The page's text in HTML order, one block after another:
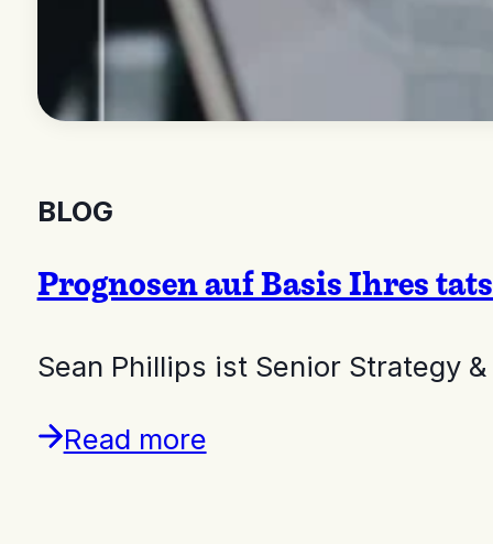
BLOG
Prognosen auf Basis Ihres
Sean Phillips ist Senior Strategy
Read more